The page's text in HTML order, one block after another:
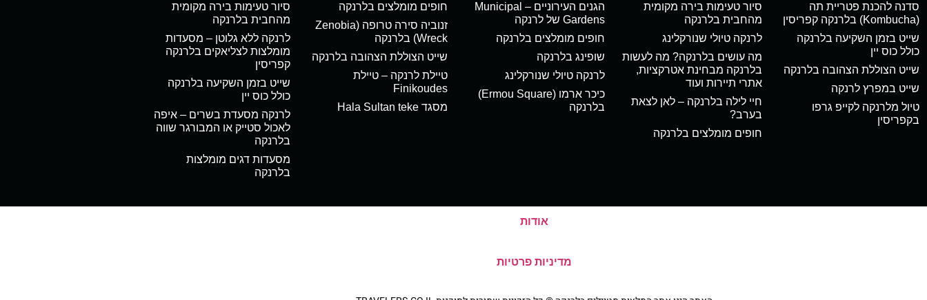
סדנה להכנת פטריית תה
(Kombucha) בלרנקה קפריסין
שייט בזמן השקיעה בלרנקה
כולל כוס יין
שייט הצוללת הצהובה בלרנקה
שייט במפרץ לרנקה
טיול מלרנקה לקייפ גרפו
בקפריסין
סיור טעימות בירה מקומית
מהחבית בלרנקה
לרנקה טיולי שנורקלינג
מה עושים בלרנקה? מה לעשות
בלרנקה מבחינת אטרקציות,
אתרי תיירות ועוד
חיי לילה בלרנקה – לאן לצאת
בערב?
חופים מומלצים בלרנקה
הגנים העירוניים – Municipal
Gardens של לרנקה
חופים מומלצים בלרנקה
שופינג בלרנקה
לרנקה טיולי שנורקלינג
כיכר ארמו (Ermou Square)
בלרנקה
חופים מומלצים בלרנקה
זנוביה סירה טרופה (Zenobia
Wreck) בלרנקה
שייט הצוללת הצהובה בלרנקה
טיילת לרנקה – טיילת
Finikoudes
מסגד Hala Sultan teke
סיור טעימות בירה מקומית
מהחבית בלרנקה
לרנקה ללא גלוטן – מסעדות
מומלצות לצליאקים בלרנקה
קפריסין
שייט בזמן השקיעה בלרנקה
כולל כוס יין
לרנקה מסעדת בשרים – איפה
לאכול סטייק או המבורגר שווה
בלרנקה
מסעדות דגים מומלצות
בלרנקה
אודות
מדיניות פרטיות